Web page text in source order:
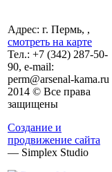
Адрес: г. Пермь, ,
смотреть на карте
Тел.: +7 (342) 287-50-
90, e-mail:
perm@arsenal-kama.ru
2014 © Все права
защищены
Создание и
продвижение сайта
— Simplex Studio